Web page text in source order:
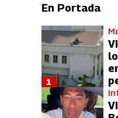
En Portada
1